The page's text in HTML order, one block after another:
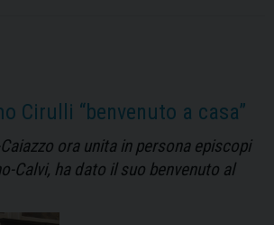
Cirulli “benvenuto a casa”
ora unita in persona episcopi
Calvi, ha dato il suo benvenuto al